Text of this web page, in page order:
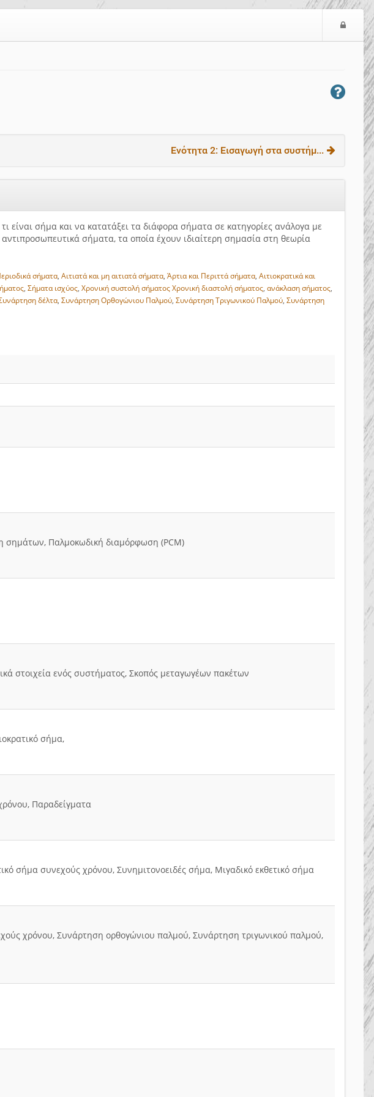
Ενότητα 2: Εισαγωγή στα συστήμ...
είναι σήμα και να κατατάξει τα διάφορα σήματα σε κατηγορίες ανάλογα με
σήματα, τα οποία έχουν ιδιαίτερη σημασία στη θεωρία
σήματα ,Αιτιατά και μη αιτιατά σήματα ,Άρτια και Περιττά σήματα ,Αιτιοκρατικά και
,Σήματα ισχύος ,Χρονική συστολή σήματος Χρονική διαστολή σήματος ,ανάκλαση σήματος
δέλτα ,Συνάρτηση Ορθογώνιου Παλμού ,Συνάρτηση Τριγωνικού Παλμού ,Συνάρτηση
σημάτων, Παλμοκωδική διαμόρφωση (PCM)
στοιχεία ενός συστήματος, Σκοπός μεταγωγέων πακέτων
σήμα,
Παραδείγματα
σήμα συνεχούς χρόνου, Συνημιτονοειδές σήμα, Μιγαδικό εκθετικό σήμα
χρόνου, Συνάρτηση ορθογώνιου παλμού, Συνάρτηση τριγωνικού παλμού,